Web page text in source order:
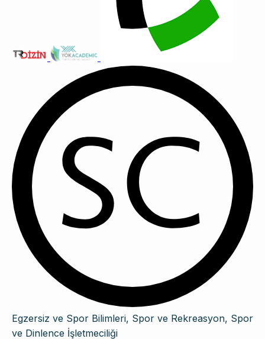
Egzersiz ve Spor Bilimleri, Spor ve Rekreasyon, Spor
ve Dinlence İşletmeciliği